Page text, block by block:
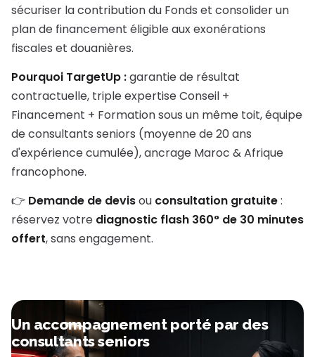
sécuriser la contribution du Fonds et consolider un
plan de financement éligible aux exonérations
fiscales et douanières.
Pourquoi TargetUp :garantie de résultat
contractuelle, triple expertise Conseil +
Financement + Formation sous un même toit, équipe
de consultants seniors (moyenne de 20 ans
d'expérience cumulée), ancrage Maroc & Afrique
francophone.
👉 Demande de devisou consultation gratuite:
réservez votre diagnostic flash 360° de 30 minutes
offert, sans engagement.
Un accompagnement porté par des
consultants seniors